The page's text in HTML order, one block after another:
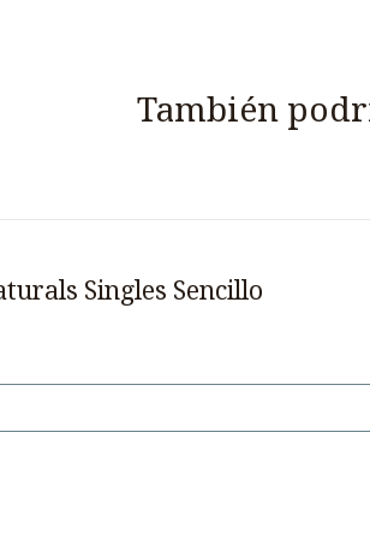
También
Singles Sencillo